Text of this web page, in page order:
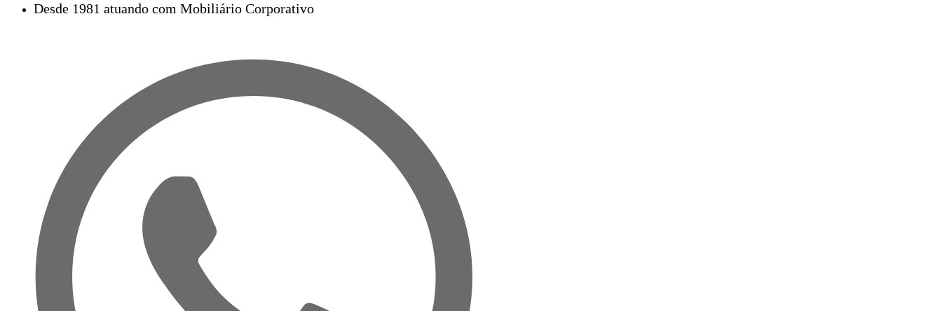
Desde 1981 atuando com Mobiliário Corporativo